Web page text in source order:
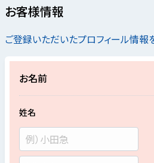
お客様情報
ご登録いただいたプロフィール情報
お名前
姓名